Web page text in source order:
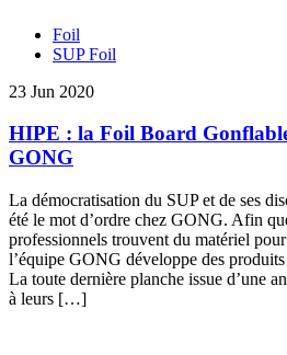
Foil
SUP Foil
23 Jun 2020
HIPE : la Foil Board
GONG
La démocratisation du SUP et de ses
été le mot d’ordre chez GONG. Afin
professionnels trouvent du matériel
l’équipe GONG développe des
La toute dernière planche issue d’une
à leurs […]